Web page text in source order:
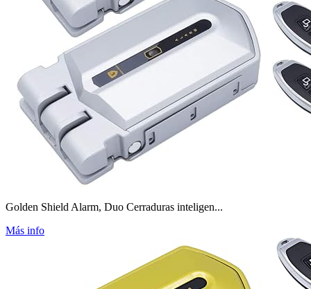
Golden Shield Alarm, Duo Cerraduras inteligen...
Más info